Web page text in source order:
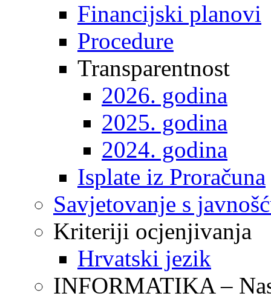
Financijski planovi
Procedure
Transparentnost
2026. godina
2025. godina
2024. godina
Isplate iz Proračuna
Savjetovanje s
Kriteriji ocjenjivanja
Hrvatski jezik
INFORMATIKA –